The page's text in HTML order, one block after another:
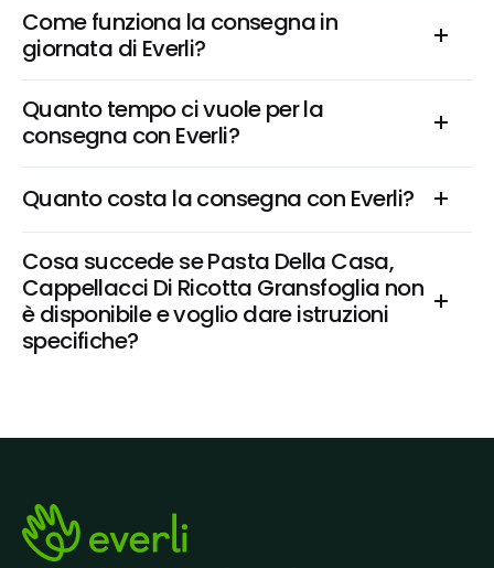
Come funziona la consegna in
giornata di Everli?
Quanto tempo ci vuole per la
consegna con Everli?
Quanto costa la consegna con Everli?
Cosa succede se Pasta Della Casa,
Cappellacci Di Ricotta Gransfoglia non
è disponibile e voglio dare istruzioni
specifiche?